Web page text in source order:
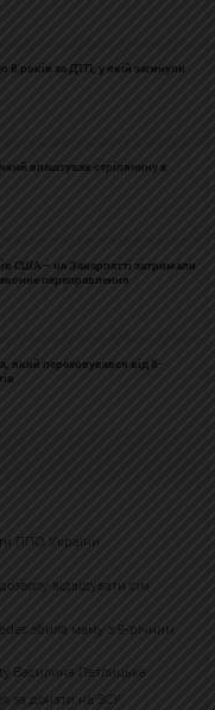
8 років за ДТП, у якій загинули
влаштував стрілянину в
США – на Закарпатті затримали
переправлення
який переховувався від 8-
ППО України
відвідувати сім
збила маму з 9-річним
Василина Петлицька
за донати на ЗСУ